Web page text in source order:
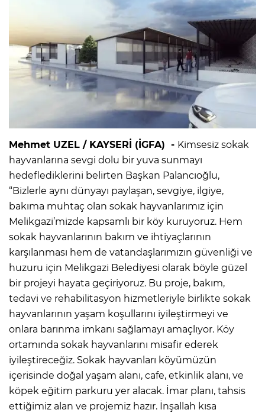
Mehmet UZEL / KAYSERİ (İGFA) - Kimsesiz sokak
hayvanlarına sevgi dolu bir yuva sunmayı
hedeflediklerini belirten Başkan Palancıoğlu,
“Bizlerle aynı dünyayı paylaşan, sevgiye, ilgiye,
bakıma muhtaç olan sokak hayvanlarımız için
Melikgazi’mizde kapsamlı bir köy kuruyoruz. Hem
sokak hayvanlarının bakım ve ihtiyaçlarının
karşılanması hem de vatandaşlarımızın güvenliği ve
huzuru için Melikgazi Belediyesi olarak böyle güzel
bir projeyi hayata geçiriyoruz. Bu proje, bakım,
tedavi ve rehabilitasyon hizmetleriyle birlikte sokak
hayvanlarının yaşam koşullarını iyileştirmeyi ve
onlara barınma imkanı sağlamayı amaçlıyor. Köy
ortamında sokak hayvanlarını misafir ederek
iyileştireceğiz. Sokak hayvanları köyümüzün
içerisinde doğal yaşam alanı, cafe, etkinlik alanı, ve
köpek eğitim parkuru yer alacak. İmar planı, tahsis
ettiğimiz alan ve projemiz hazır. İnşallah kısa